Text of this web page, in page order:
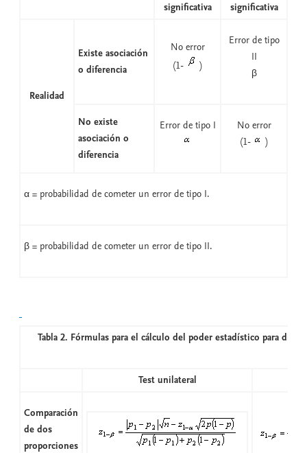
significativa
significativa
Realidad
Existe asociación
o diferencia
No error
(1-
)
Error de tipo
II
β
No existe
asociación o
diferencia
Error de tipo I
No error
(1-
)
α = probabilidad de cometer un error de tipo I.
β = probabilidad de cometer un error de tipo II.
Tabla 2. Fórmulas para el cálculo del poder estadístico para
Test unilateral
Comparación
de dos
proporciones